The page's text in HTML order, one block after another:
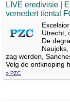
LIVE eredivisie |
vernedert tiental
Utrecht,
De
zag worden,
Volg de ontknoping
» PZC